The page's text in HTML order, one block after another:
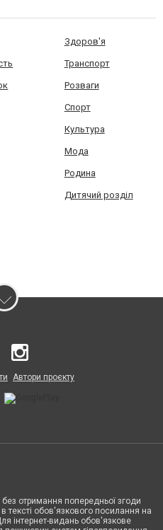
Здоров'я
Транспорт
Розваги
Спорт
Культура
Мода
Родина
Дитячий розділ
Автори проєкту
отримання попередньої згоди
обов'язкового посилання на
інтернет-видань обов'язкове